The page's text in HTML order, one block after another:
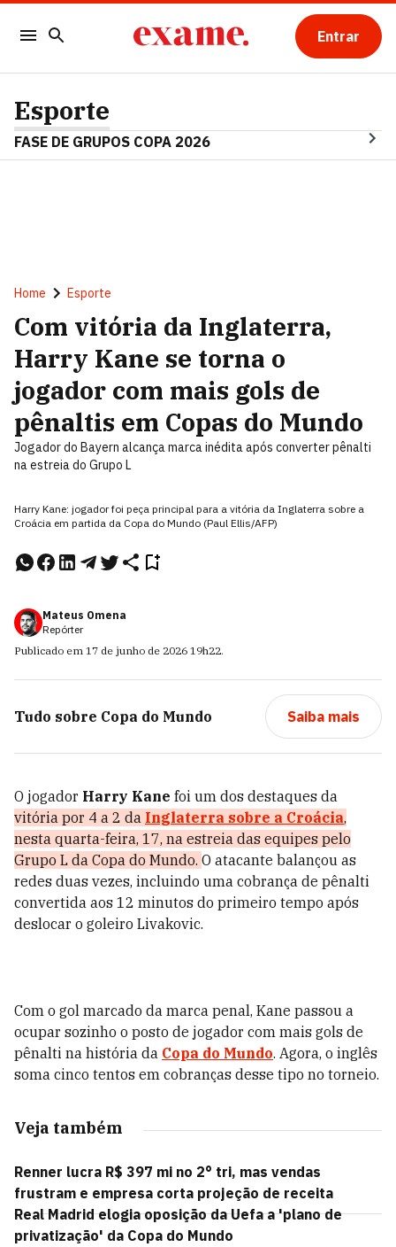
Entrar
Esporte
FASE DE GRUPOS COPA 2026
Home Esporte
Com vitória da Inglaterra,
Harry Kane se torna o
jogador com mais gols de
pênaltis em Copas do Mundo
Jogador do Bayern alcança marca inédita após converter pênalti
na estreia do Grupo L
Harry Kane: jogador foi peça principal para a vitória da Inglaterra sobre a
Croácia em partida da Copa do Mundo (Paul Ellis/AFP)
Mateus Omena
Repórter
Publicado em 17 de junho de 2026 19h22.
Tudo sobre Copa do Mundo Saiba mais
O jogador Harry Kane foi um dos destaques da
vitória por 4 a 2 da Inglaterra sobre a Croácia,
nesta quarta-feira, 17, na estreia das equipes pelo
Grupo L da Copa do Mundo. O atacante balançou as
redes duas vezes, incluindo uma cobrança de pênalti
convertida aos 12 minutos do primeiro tempo após
deslocar o goleiro Livakovic.
Com o gol marcado da marca penal, Kane passou a
ocupar sozinho o posto de jogador com mais gols de
pênalti na história da Copa do Mundo. Agora, o inglês
soma cinco tentos em cobranças desse tipo no torneio.
Veja também
Renner lucra R$ 397 mi no 2° tri, mas vendas
frustram e empresa corta projeção de receita
Real Madrid elogia oposição da Uefa a 'plano de
privatização' da Copa do Mundo